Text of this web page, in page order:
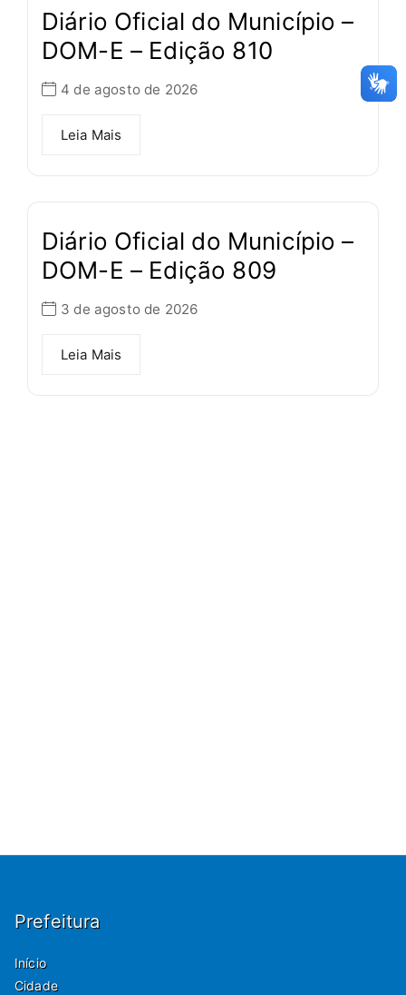
Diário Oficial do Município –
DOM-E – Edição 810
4 de agosto de 2026
Leia Mais
Diário Oficial do Município –
DOM-E – Edição 809
3 de agosto de 2026
Leia Mais
Prefeitura
Início
Cidade